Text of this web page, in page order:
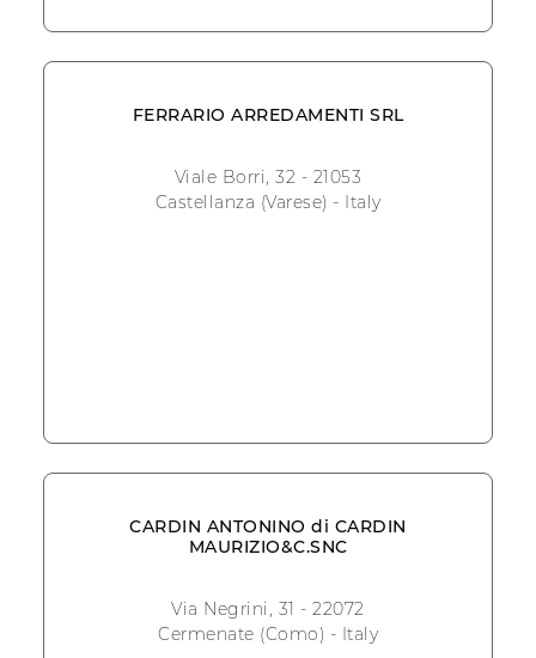
FERRARIO ARREDAMENTI SRL
Viale Borri, 32 - 21053
Castellanza (Varese) - Italy
CARDIN ANTONINO di CARDIN
MAURIZIO&C.SNC
Via Negrini, 31 - 22072
Cermenate (Como) - Italy